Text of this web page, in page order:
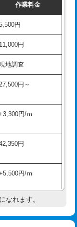
作業料金
円
11,000円
地調査
円～
円/ｍ
円
円/ｍ
現地調査
なれます。